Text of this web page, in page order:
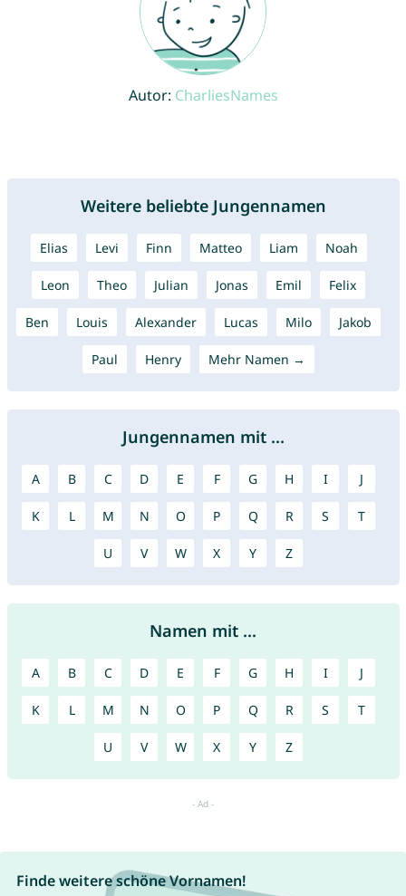
Autor: CharliesNames
Weitere beliebte Jungennamen
Elias Levi Finn Matteo Liam Noah
Leon Theo Julian Jonas Emil Felix
Ben Louis Alexander Lucas Milo Jakob
Paul Henry Mehr Namen →
Jungennamen mit ...
A B C D E F G H I J
K L M N O P Q R S T
U V W X Y Z
Namen mit ...
A B C D E F G H I J
K L M N O P Q R S T
U V W X Y Z
Finde weitere schöne Vornamen!